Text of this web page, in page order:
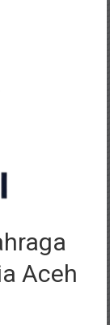
Aceh